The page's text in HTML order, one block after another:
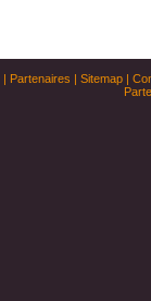
| Partenaires | Sitemap|